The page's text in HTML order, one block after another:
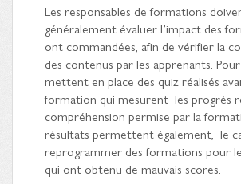
Les responsables de formations
généralement évaluer l’impact des
ont commandées, afin de vérifier la
des contenus par les apprenants.
mettent en place des quiz réalisés
formation qui mesurent les progrès
compréhension permise par la
résultats permettent également, le
reprogrammer des formations pour
qui ont obtenu de mauvais scores.